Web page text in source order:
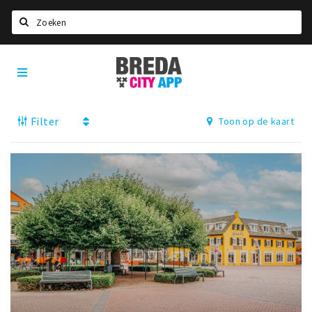
Home
Deals
Nieuws, interviews & blogs
Eten
Drinken
Slapen
Recreatief
Winkels
Breda
City
App
Filter Toon op de kaart